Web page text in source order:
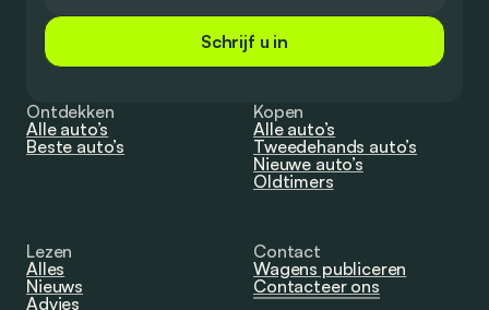
Schrijf u in
Ontdekken
Alle auto’s
Beste auto’s
Kopen
Alle auto’s
Tweedehands auto’s
Nieuwe auto’s
Oldtimers
Lezen
Alles
Nieuws
Advies
Contact
Wagens publiceren
Contacteer ons